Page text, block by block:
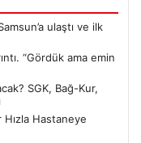
ulaştı ve ilk
“Gördük ama emin
SGK, Bağ-Kur,
Hastaneye